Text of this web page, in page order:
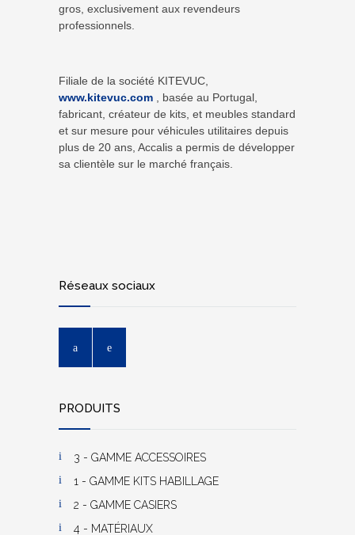
gros, exclusivement aux revendeurs
professionnels.
Filiale de la société KITEVUC,
www.kitevuc.com , basée au Portugal,
fabricant, créateur de kits, et meubles standard
et sur mesure pour véhicules utilitaires depuis
plus de 20 ans, Accalis a permis de développer
sa clientèle sur le marché français.
Réseaux sociaux
PRODUITS
3 - GAMME ACCESSOIRES
1 - GAMME KITS HABILLAGE
2 - GAMME CASIERS
4 - MATÉRIAUX